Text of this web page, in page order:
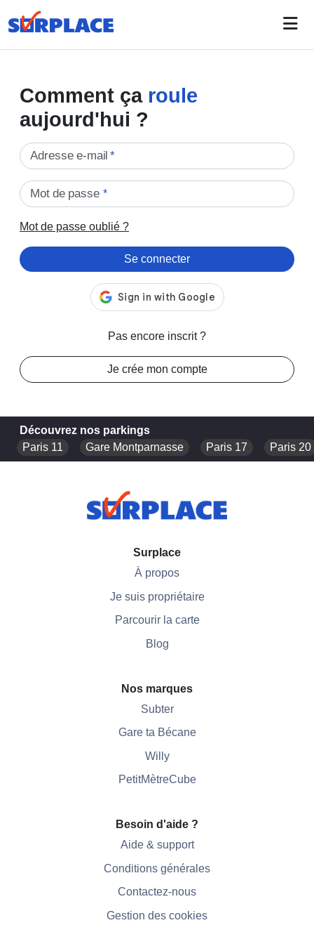
Comment ça roule
aujourd'hui ?
Adresse e-mail *
Mot de passe *
Mot de passe oublié ?
Se connecter
Pas encore inscrit ?
Je crée mon compte
Découvrez nos parkings
Paris 11
Gare Montparnasse Paris 17 Paris 20
Surplace
À propos
Je suis propriétaire
Parcourir la carte
Blog
Nos marques
Subter
Gare ta Bécane
Willy
PetitMètreCube
Besoin d'aide ?
Aide & support
Conditions générales
Contactez-nous
Gestion des cookies